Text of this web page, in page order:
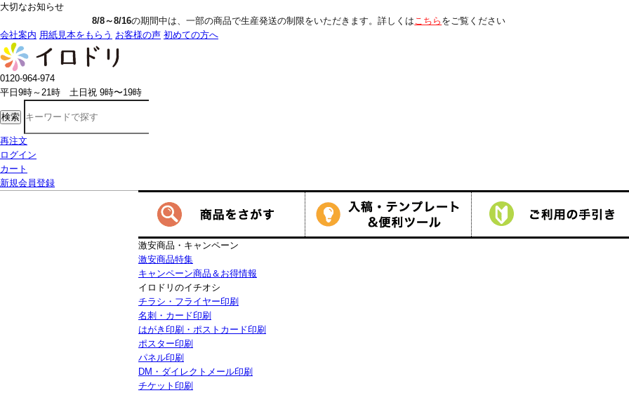
大切なお知らせ
の期間中は、一部の商品で生産発送の制限をいただきます。詳しくはこちら をご覧ください
会社案内 用紙見本をもらう お客様の声 初めての方へ
0120-964-974
平日9時～21時 土日祝 9時〜19時
検索
再注文
ログイン
カート
新規会員登録
激安商品・キャンペーン
激安商品特集
キャンペーン商品＆お得情報
イロドリのイチオシ
チラシ・フライヤー印刷
名刺・カード印刷
はがき印刷・ポストカード印刷
ポスター印刷
パネル印刷
DM・ダイレクトメール印刷
チケット印刷